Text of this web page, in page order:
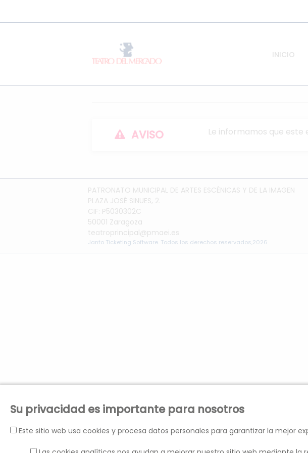
INICIO
AVISO Le informamos que
PATRONATO MUNICIPAL DE ARTES ESCÉNICAS Y DE LA IMAGEN
PLAZA JOSÉ SINUES, 2.
CIF: P5030302C
50001 Zaragoza
teatroprincipal@pmaei.es
Janto Ticketing Software. Todos los derechos reservados,2026
Su privacidad es importante para nosotros
Este sitio web usa cookies y procesa datos personales para garantizar la mejor